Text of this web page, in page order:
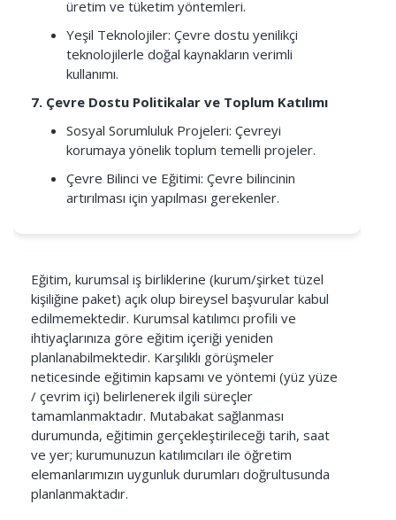
üretim ve tüketim yöntemleri.
Yeşil Teknolojiler: Çevre dostu yenilikçi
teknolojilerle doğal kaynakların verimli
kullanımı.
7. Çevre Dostu Politikalar ve Toplum Katılımı
Sosyal Sorumluluk Projeleri: Çevreyi
korumaya yönelik toplum temelli projeler.
Çevre Bilinci ve Eğitimi: Çevre bilincinin
artırılması için yapılması gerekenler.
Eğitim, kurumsal iş birliklerine (kurum/şirket tüzel
kişiliğine paket) açık olup bireysel başvurular kabul
edilmemektedir. Kurumsal katılımcı profili ve
ihtiyaçlarınıza göre eğitim içeriği yeniden
planlanabilmektedir. Karşılıklı görüşmeler
neticesinde eğitimin kapsamı ve yöntemi (yüz yüze
/ çevrim içi) belirlenerek ilgili süreçler
tamamlanmaktadır. Mutabakat sağlanması
durumunda, eğitimin gerçekleştirileceği tarih, saat
ve yer; kurumunuzun katılımcıları ile öğretim
elemanlarımızın uygunluk durumları doğrultusunda
planlanmaktadır.